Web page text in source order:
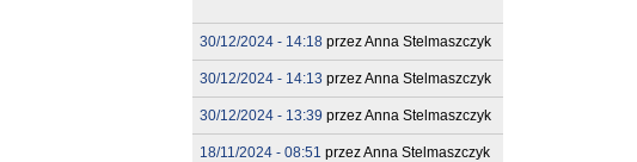
30/12/2024 - 14:18przezAnna Stelmaszczyk
30/12/2024 - 14:13 przezAnna Stelmaszczyk
30/12/2024 - 13:39 przezAnna Stelmaszczyk
18/11/2024 - 08:51 przezAnna Stelmaszczyk